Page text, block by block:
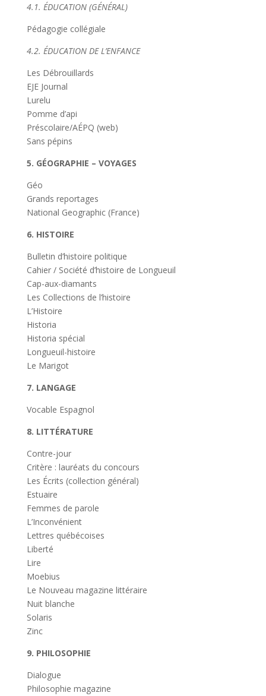
4.1. ÉDUCATION (GÉNÉRAL)
Pédagogie collégiale
4.2. ÉDUCATION DE L’ENFANCE
Les Débrouillards
EJE Journal
Lurelu
Pomme d’api
Préscolaire/AÉPQ (web)
Sans pépins
5. GÉOGRAPHIE – VOYAGES
Géo
Grands reportages
National Geographic (France)
6. HISTOIRE
Bulletin d’histoire politique
Cahier / Société d’histoire de Longueuil
Cap-aux-diamants
Les Collections de l’histoire
L’Histoire
Historia
Historia spécial
Longueuil-histoire
Le Marigot
7. LANGAGE
Vocable Espagnol
8. LITTÉRATURE
Contre-jour
Critère : lauréats du concours
Les Écrits (collection général)
Estuaire
Femmes de parole
L’Inconvénient
Lettres québécoises
Liberté
Lire
Moebius
Le Nouveau magazine littéraire
Nuit blanche
Solaris
Zinc
9. PHILOSOPHIE
Dialogue
Philosophie magazine